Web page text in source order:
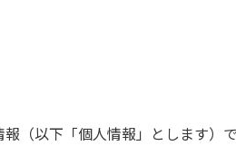
（以下「個人情報」とします）